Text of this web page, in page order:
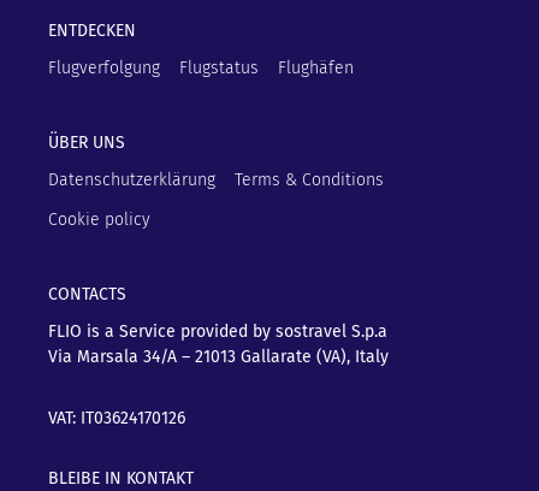
ENTDECKEN
Flugverfolgung
Flugstatus Flughäfen
ÜBER UNS
Datenschutzerklärung
Terms & Conditions
Cookie policy
CONTACTS
FLIO is a Service provided by sostravel S.p.a
Via Marsala 34/A – 21013 Gallarate (VA), Italy
VAT: IT03624170126
BLEIBE IN KONTAKT